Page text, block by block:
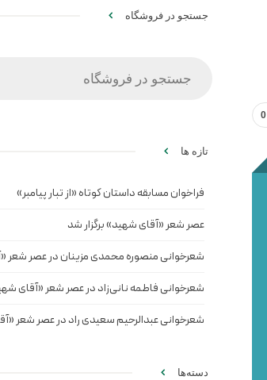
0
جستجو در فروشگاه
تازه ها
فراخوان مسابقه داستان کوتاه «از تبار پیامبر»
عصر شعر «آقای شهید» برگزار شد
شعرخوانی منصوره محمدی مزینان در عصر شعر
شعرخوانی فاطمه نانی‌زاد در عصر شعر «آقای
شعرخوانی عبدالرحیم سعیدی راد در عصر شعر
دسته‌ها